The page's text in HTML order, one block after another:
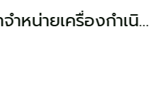
บริษัทจำหน่ายเครื่องกำเนิดไฟฟ้า